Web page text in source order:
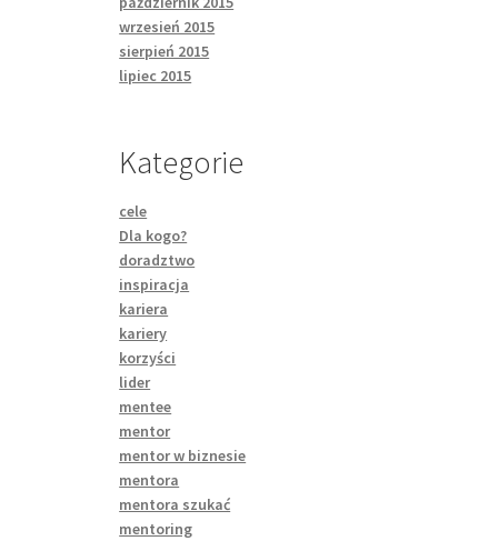
wrzesień 2015
sierpień 2015
lipiec 2015
Kategorie
cele
Dla kogo?
doradztwo
inspiracja
kariera
kariery
korzyści
lider
mentee
mentor
mentor w biznesie
mentora
mentora szukać
mentoring